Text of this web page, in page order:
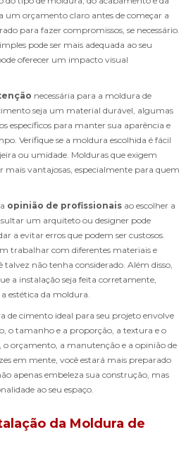
um orçamento claro antes de começar a
para fazer compromissos, se necessário.
pode ser mais adequada ao seu
oferecer um impacto visual
necessária para a moldura de
seja um material durável, algumas
específicos para manter sua aparência e
Verifique se a moldura escolhida é fácil
ou umidade. Molduras que exigem
mais vantajosas, especialmente para quem
opinião de profissionais ao escolher a
um arquiteto ou designer pode
a evitar erros que podem ser custosos.
trabalhar com diferentes materiais e
talvez não tenha considerado. Além disso,
a instalação seja feita corretamente,
estética da moldura.
de cimento ideal para seu projeto envolve
o tamanho e a proporção, a textura e o
orçamento, a manutenção e a opinião de
em mente, você estará mais preparado
apenas embeleza sua construção, mas
ao seu espaço.
da Moldura de